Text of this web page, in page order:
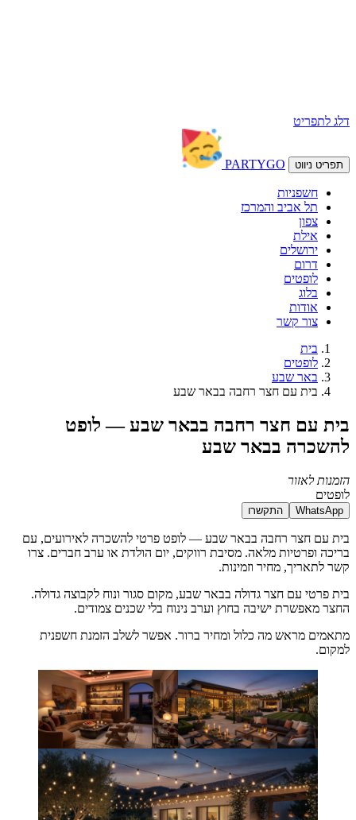
דלג לתפריט
תפריט ניווט PARTYGO
חשפניות
תל אביב והמרכז
צפון
אילת
ירושלים
דרום
לופטים
בלוג
אודות
צור קשר
בית
לופטים
באר שבע
בית עם חצר רחבה בבאר שבע
בית עם חצר רחבה בבאר שבע — לופט
להשכרה בבאר שבע
הזמנות לאזור
לופטים
WhatsApp התקשרו
בית עם חצר רחבה בבאר שבע — לופט פרטי להשכרה לאירועים, עם
בריכה ופרטיות מלאה. מסיבת רווקים, יום הולדת או ערב חברים. צרו
קשר לתאריך, מחיר וזמינות.
בית פרטי עם חצר גדולה בבאר שבע, מקום סגור ונוח לקבוצה גדולה.
החצר מאפשרת ישיבה בחוץ וערב נינוח בלי שכנים צמודים.
מתאמים מראש מה כלול ומחיר ברור. אפשר לשלב הזמנת חשפנית
למקום.